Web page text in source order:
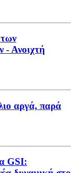
- Ανοιχτή
αργά, παρά
GSI: